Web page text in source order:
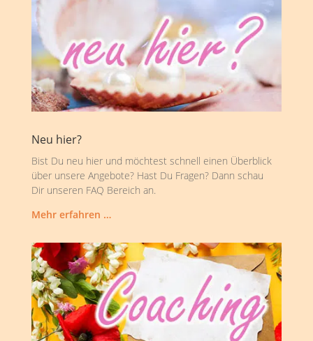
Neu hier?
Bist Du neu hier und möchtest schnell einen Überblick
über unsere Angebote? Hast Du Fragen? Dann schau
Dir unseren FAQ Bereich an.
Mehr erfahren …